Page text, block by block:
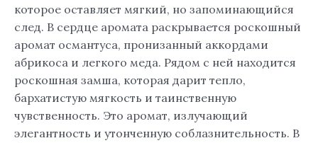
которое оставляет мягкий, но запоминающийся
след. В сердце аромата раскрывается роскошный
аромат османтуса, пронизанный аккордами
абрикоса и легкого меда. Рядом с ней находится
роскошная замша, которая дарит тепло,
бархатистую мягкость и таинственную
чувственность. Это аромат, излучающий
элегантность и утонченную соблазнительность. В